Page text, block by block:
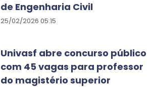
de Engenharia Civil
25/02/2026 05:15
Univasf abre concurso público
com 45 vagas para professor
do magistério superior